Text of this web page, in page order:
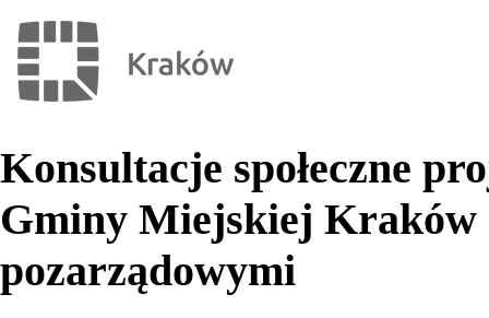
Konsultacje społeczne
Gminy Miejskiej Kraków
pozarządowymi